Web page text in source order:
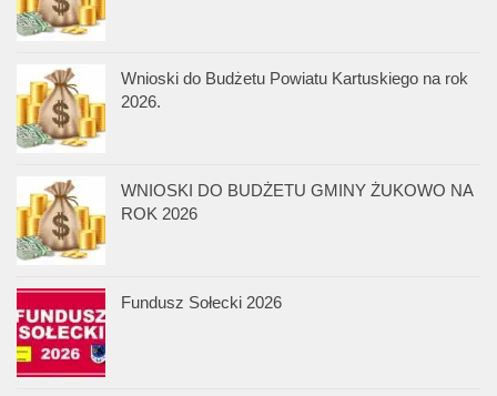
Wnioski do Budżetu Powiatu Kartuskiego na rok
2026.
WNIOSKI DO BUDŻETU GMINY ŻUKOWO NA
ROK 2026
Fundusz Sołecki 2026